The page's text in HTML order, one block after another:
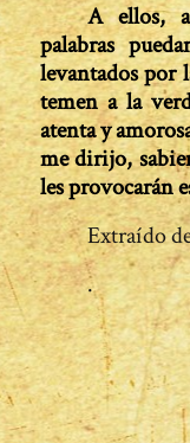
A ellos,
palabras
levantados por
temen a la
atenta y
me dirijo,
les provocarán
Extraído
.